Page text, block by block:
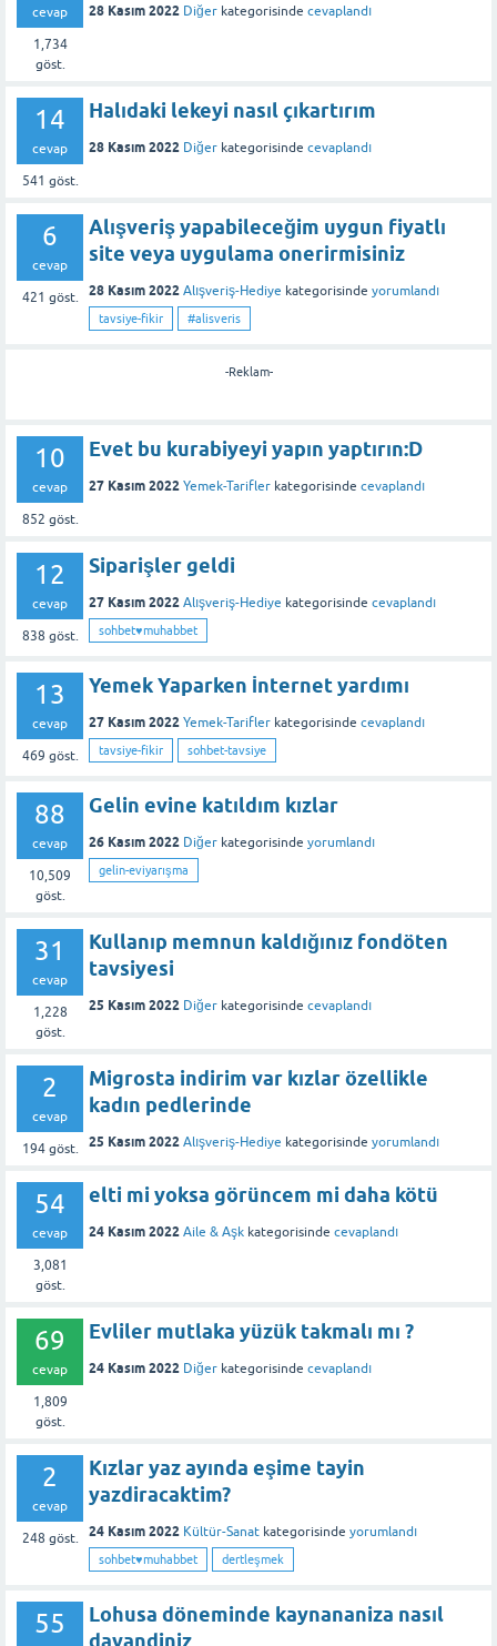
cevap
1,734
göst.
28 Kasım 2022 Diğer kategorisinde cevaplandı
14
cevap
541 göst.
Halıdaki lekeyi nasıl çıkartırım
28 Kasım 2022 Diğer kategorisinde cevaplandı
6
cevap
421 göst.
Alışveriş yapabileceğim uygun fiyatlı
site veya uygulama onerirmisiniz
28 Kasım 2022 Alışveriş-Hediye kategorisinde yorumlandı
tavsiye-fikir #alisveris
-Reklam-
10
cevap
852 göst.
Evet bu kurabiyeyi yapın yaptırın:D
27 Kasım 2022 Yemek-Tarifler kategorisinde cevaplandı
12
cevap
838 göst.
Siparişler geldi
27 Kasım 2022 Alışveriş-Hediye kategorisinde cevaplandı
sohbet♥️muhabbet
13
cevap
469 göst.
Yemek Yaparken İnternet yardımı
27 Kasım 2022 Yemek-Tarifler kategorisinde cevaplandı
tavsiye-fikir sohbet-tavsiye
88
cevap
10,509
göst.
Gelin evine katıldım kızlar
26 Kasım 2022 Diğer kategorisinde yorumlandı
gelin-eviyarışma
31
cevap
1,228
göst.
Kullanıp memnun kaldığınız fondöten
tavsiyesi
25 Kasım 2022 Diğer kategorisinde cevaplandı
2
cevap
194göst.
Migrosta indirim var kızlar özellikle
kadın pedlerinde
25 Kasım 2022 Alışveriş-Hediye kategorisinde yorumlandı
54
cevap
3,081
göst.
elti mi yoksa görüncem mi daha kötü
24 Kasım 2022 Aile & Aşk kategorisinde cevaplandı
69
cevap
1,809
göst.
Evliler mutlaka yüzük takmalı mı ?
24 Kasım 2022 Diğer kategorisinde cevaplandı
2
cevap
248 göst.
Kızlar yaz ayında eşime tayin
yazdiracaktim?
24 Kasım 2022 Kültür-Sanat kategorisinde yorumlandı
sohbet♥️muhabbet dertleşmek
55
Lohusa döneminde kaynananiza nasıl